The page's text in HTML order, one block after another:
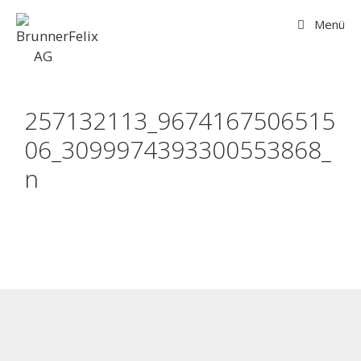
Menü
257132113_9674167506515
06_3099974393300553868_
n